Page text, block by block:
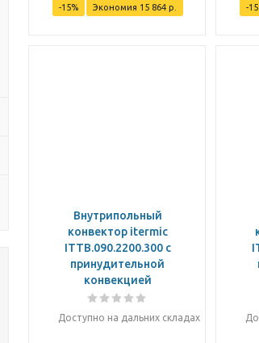
-15% Экономия 15 864р. -15
Внутрипольный
конвектор itermic
ITTB.090.2200.300 с
принудительной
конвекцией
Доступно на дальних складах